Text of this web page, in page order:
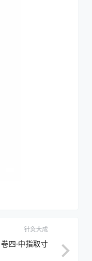
针灸大成
卷四·中指取寸